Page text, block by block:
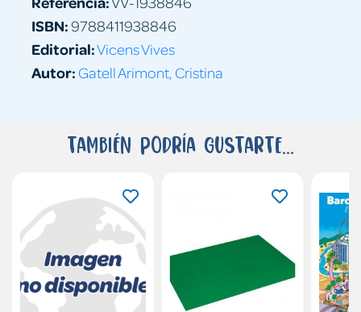
ISBN:9788411938846
Editorial:Vicens Vives
Autor: Gatell Arimont, Cristina
También podría gustarte...